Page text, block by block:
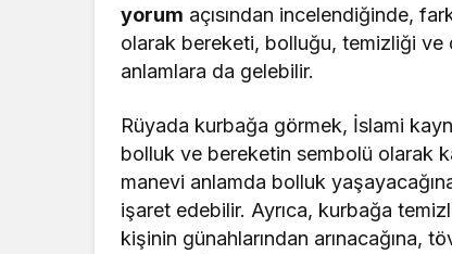
yorum açısından incelendiğinde,
olarak bereketi, bolluğu, temizliği ve
anlamlara da gelebilir.
Rüyada kurbağa görmek, İslami
bolluk ve bereketin sembolü olarak
manevi anlamda bolluk
işaret edebilir. Ayrıca, kurbağa
kişinin günahlarından arınacağına,